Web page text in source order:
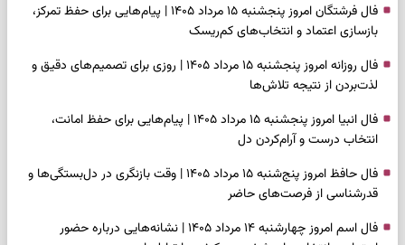
فال فرشتگان امروز پنجشنبه ۱۵ مرداد ۱۴۰۵ | پیام‌هایی برای حفظ تمرکز،
بازسازی اعتماد و انتخاب‌های کم‌ریسک
فال روزانه امروز پنجشنبه ۱۵ مرداد ۱۴۰۵ | روزی برای تصمیم‌های دقیق و
لذت‌بردن از نتیجه تلاش‌ها
فال انبیا امروز پنجشنبه ۱۵ مرداد ۱۴۰۵ | پیام‌هایی برای حفظ امانت،
انتخاب درست و آرام‌کردن دل
فال حافظ امروز پنج‌شنبه ۱۵ مرداد ۱۴۰۵ | وقت بازنگری در دل‌بستگی‌ها و
قدرشناسی از فرصت‌های حاضر
فال اسم امروز چهارشنبه ۱۴ مرداد ۱۴۰۵ | نشانه‌هایی درباره حضور